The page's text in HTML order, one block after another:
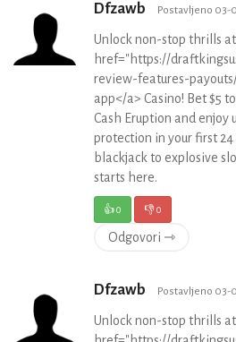
Dfzawb Postavljeno 03-
Unlock non-stop thrills at
href="https://
review-features-
app</a> Casino! Bet $5
Cash Eruption and enjoy
protection in your first 24
blackjack to explosive
starts here.
👍0 👎0
Odgovori ⇾
Dfzawb Postavljeno 03-
Unlock non-stop thrills at